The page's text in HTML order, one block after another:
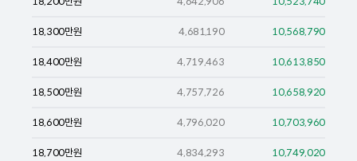
18,300만원 4,681,190 10,568,790
18,400만원 4,719,463 10,613,850
18,500만원 4,757,726 10,658,920
18,600만원 4,796,020 10,703,960
18,700만원 4,834,293 10,749,020